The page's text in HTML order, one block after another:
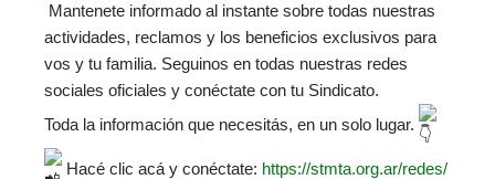
Mantenete informado al instante sobre todas nuestras
actividades, reclamos y los beneficios exclusivos para
vos y tu familia. Seguinos en todas nuestras redes
sociales oficiales y conéctate con tu Sindicato.
Toda la información que necesitás, en un solo lugar.
Hacé clic acá y conéctate: https://stmta.org.ar/redes/